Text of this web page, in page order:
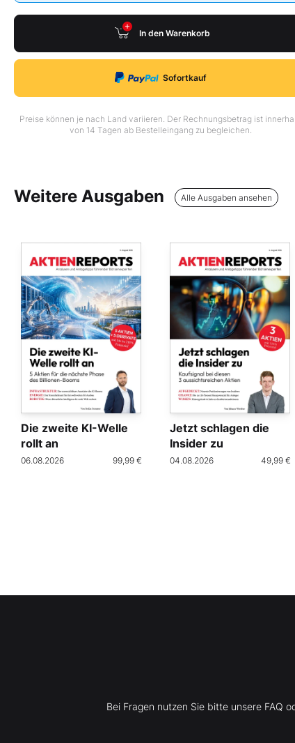
In den Warenkorb
Sofortkauf
Preise können je nach Land variieren. Der Rechnungsbetrag ist
von 14 Tagen ab Bestelleingang zu begleichen.
Weitere Ausgaben Alle Ausgaben ansehen
Die zweite KI-Welle
rollt an
06.08.2026 99,99 €
Jetzt schlagen die
Insider zu
04.08.2026 49,99 €
Bei Fragen nutzen Sie bitte unsere FAQ